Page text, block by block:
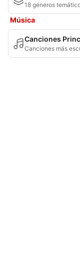
18 géneros
Música
Canciones
Canciones más